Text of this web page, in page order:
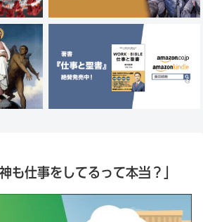
も仕事をしてるって本当？」